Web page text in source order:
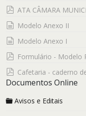
pdf
ATA CÂMARA
documento
Modelo Anexo II
documento
Modelo Anexo I
pdf
Formulário - Modelo
pdf
Cafetaria - caderno
Documentos Online
Avisos e Editais